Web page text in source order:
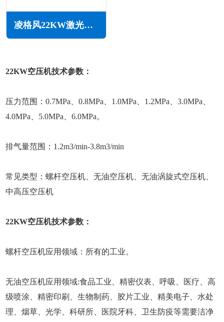
凌格风22KW激光切割专用空压机LSC系列
22KW空压机技术参数：
压力范围：0.7MPa、0.8MPa、1.0MPa、1.2MPa、3.0MPa、
4.0MPa、5.0MPa、6.0MPa。
排气量范围：1.2m3/min-3.8m3/min
常见类型：螺杆空压机、无油空压机、无油涡旋式空压机、
中高压空压机
22KW空压机技术参数：
螺杆空压机应用领域：所有的工业。
无油空压机应用领域:食品工业、精密仪表、呼吸、医疗、高
级喷涂、精密印刷、生物制药、胶片工业、精美电子、水处
理、烟草、光学、科研所、医院牙科、卫生防疫等需要洁净